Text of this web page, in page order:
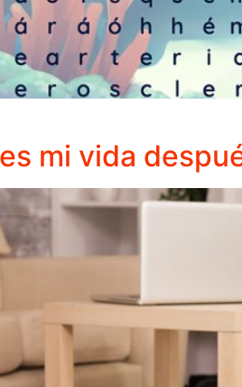
mi vida